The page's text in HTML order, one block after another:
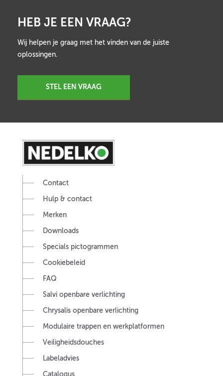
HEB JE EEN VRAAG?
Wij helpen je graag met het vinden van de juiste
oplossingen.
STEL EEN VRAAG
Contact
Hulp & contact
Merken
Downloads
Specials pictogrammen
Cookiebeleid
FAQ
Salvi openbare verlichting
Chrysalis openbare verlichting
Modulaire trappen en werkplatformen
Veiligheidsdouches
Labeladvies
Catalogus